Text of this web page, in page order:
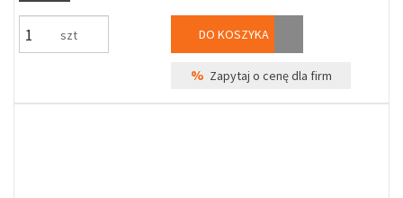
szt DO KOSZYKA
% Zapytaj o cenę dla firm